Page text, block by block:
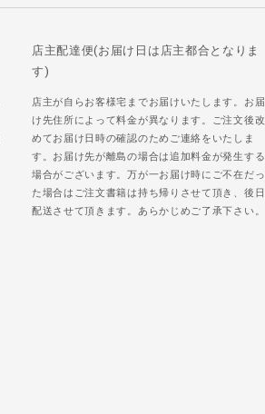
店主配達便(お届け日は店主都合となりま
す)
店主が自らお客様宅までお届けいたします。お届
け先住所によって料金が異なります。ご注文後改
めてお届け日時の確認のためご連絡をいたしま
す。お届け先が離島の場合は追加料金が発生する
場合がございます。万が一お届け時にご不在だっ
た場合はご注文書籍は持ち帰りさせて頂き、後日
配送させて頂きます。あらかじめご了承下さい。